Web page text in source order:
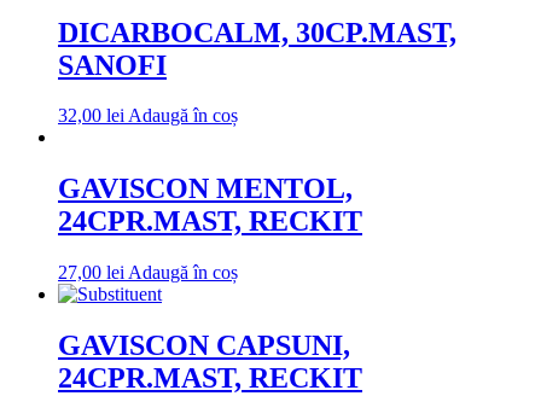
DICARBOCALM, 30CP.MAST,
SANOFI
32,00 leiAdaugă în coș
GAVISCON MENTOL,
24CPR.MAST, RECKIT
27,00 lei Adaugă în coș
GAVISCON CAPSUNI,
24CPR.MAST, RECKIT